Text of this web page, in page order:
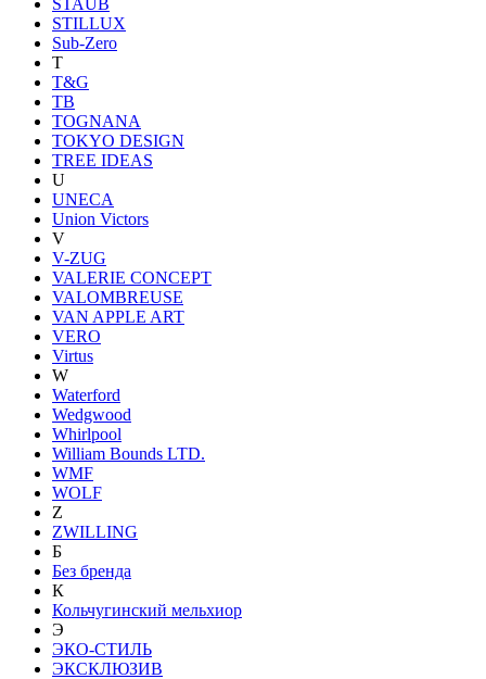
STILLUX
Sub-Zero
T
T&G
TB
TOGNANA
TOKYO DESIGN
TREE IDEAS
U
UNECA
Union Victors
V
V-ZUG
VALERIE CONCEPT
VALOMBREUSE
VAN APPLE ART
VERO
Virtus
W
Waterford
Wedgwood
Whirlpool
William Bounds LTD.
WMF
WOLF
Z
ZWILLING
Б
Без бренда
К
Кольчугинский мельхиор
Э
ЭКО-СТИЛЬ
ЭКСКЛЮЗИВ